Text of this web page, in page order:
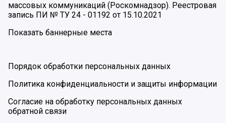
массовых коммуникаций (Роскомнадзор). Реестровая
запись ПИ № ТУ 24 - 01192 от 15.10.2021
Показать баннерные места
Порядок обработки персональных данных
Политика конфиденциальности и защиты информации
Согласие на обработку персональных данных
обратной связи